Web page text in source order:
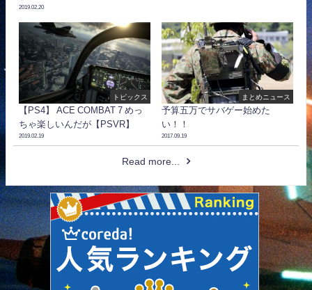
2019.02.20
トピックス
【PS4】 ACE COMBAT 7 めっ
ちゃ楽しいんだが【PSVR】
2019.02.19
まとめニュース
予算五万でサバゲー始めた
い！！
2017.09.19
Read more...